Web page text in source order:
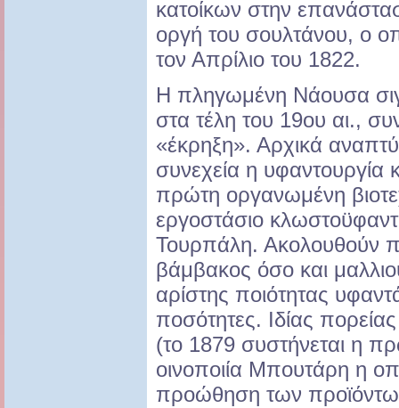
κατοίκων στην
οργή του σουλτάνου, ο
τον Απρίλιο του 1822.
Η πληγωμένη Νάουσα
στα τέλη του 19ου αι.,
«έκρηξη». Αρχικά
συνεχεία η υφαντουργία
πρώτη οργανωμένη
εργοστάσιο
Τουρπάλη. Ακολουθούν
βάμβακος όσο και
αρίστης ποιότητας
ποσότητες. Ιδίας
(το 1879 συστήνεται η
οινοποιία Μπουτάρη η
προώθηση των